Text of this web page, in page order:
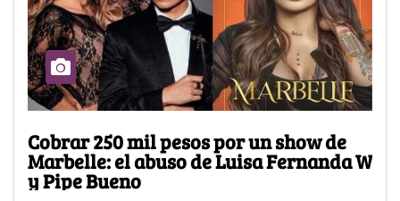
Cobrar 250 mil pesos por un show de
Marbelle: el abuso de Luisa Fernanda W
y Pipe Bueno